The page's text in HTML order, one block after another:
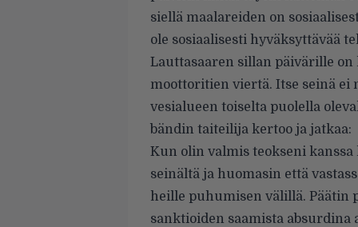
siellä maalareiden on
ole sosiaalisesti hyväksyttävää
Lauttasaaren sillan päivärille
moottoritien viertä. Itse seinä ei
vesialueen toiselta puolella
bändin taiteilija kertoo ja jatkaa:
Kun olin valmis teokseni
seinältä ja huomasin että
heille puhumisen välillä. Päätin
sanktioiden saamista